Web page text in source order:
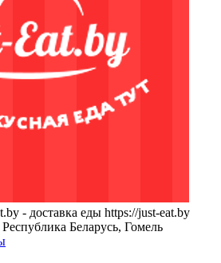
- доставка еды https://just-eat.by
Республика Беларусь, Гомель